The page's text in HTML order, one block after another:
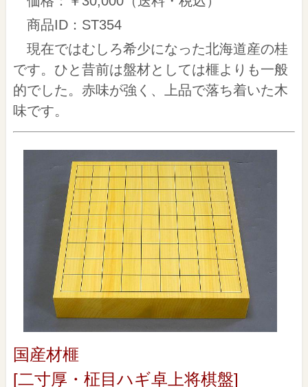
商品ID：ST354
現在ではむしろ希少になった北海道産の桂
です。ひと昔前は盤材としては榧よりも一般
的でした。赤味が強く、上品で落ち着いた木
味です。
国産材榧
[二寸厚・柾目ハギ卓上将棋盤]